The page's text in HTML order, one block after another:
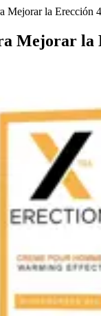
Mejorar la Erección
Mejorar la